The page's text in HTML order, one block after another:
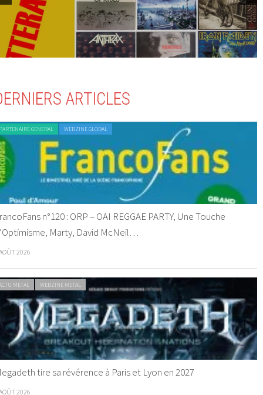
ARTICLES
GENERAL WEBZINE GLOBAL
n°120 : ORP – OAI REGGAE PARTY, Une Touche
Marty, David McNeil…
2026
METAL WEBZINE METAL
tire sa révérence à Paris et Lyon en 2027
2026